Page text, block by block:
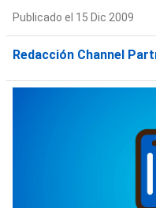
Publicado el 15 Dic 2009
Redacción Channel